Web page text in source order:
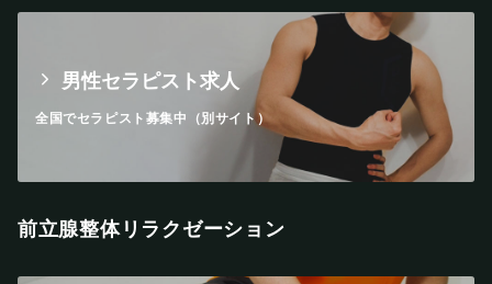
男性セラピスト求人
全国でセラピスト募集中（別サイト）
前立腺整体リラクゼーション